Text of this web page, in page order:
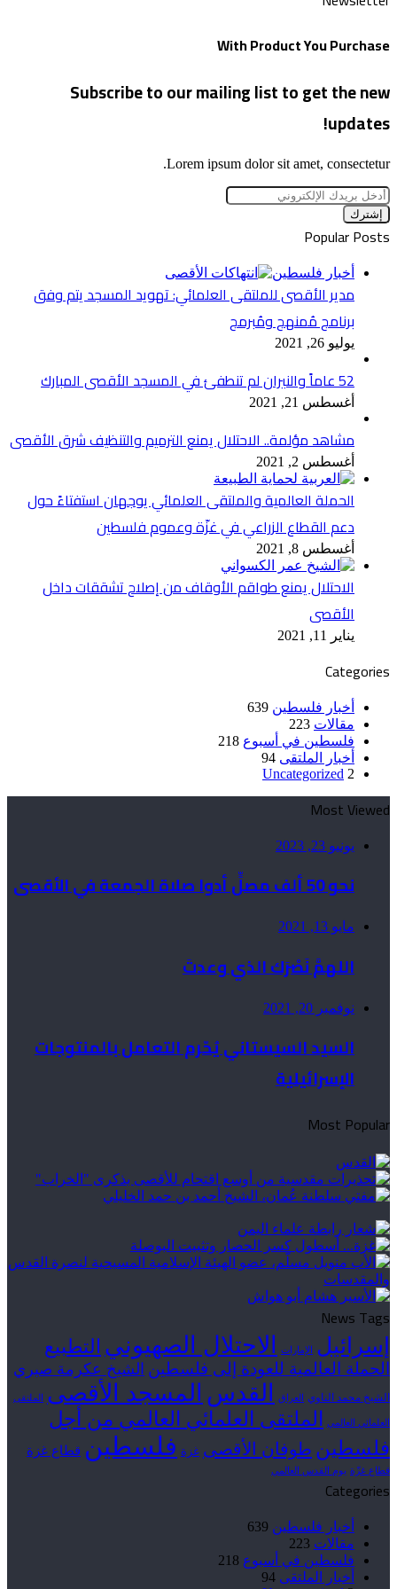
With Product You Purchase
Subscribe to our mailing list to get the new
updates!
Lorem ipsum dolor sit amet, consectetur.
أدخل
بريدك
الإلكتروني
Popular Posts
أخبار فلسطين
مدير الأقصى للملتقى العلمائي: تهويد المسجد يتم وفق
برنامج مُمنهج ومُبرمج
يوليو 26, 2021
52 عاماً والنيران لم تنطفئ في المسجد الأقصى المبارك
أغسطس 21, 2021
مشاهد مؤلمة.. الاحتلال يمنع الترميم والتنظيف شرق الأقصى
أغسطس 2, 2021
الحملة العالمية والملتقى العلمائي يوجهان استفتاءً حول
دعم القطاع الزراعي في غزّة وعموم فلسطين
أغسطس 8, 2021
الاحتلال يمنع طواقم الأوقاف من إصلاح تشققات داخل
الأقصى
يناير 11, 2021
Categories
أخبار فلسطين 639
مقالات 223
فلسطين في أسبوع 218
أخبار الملتقى 94
Uncategorized 2
Most Viewed
يونيو 23, 2023
نحو 50 ألف مصلٍّ أدوا صلاة الجمعة في الأقصى
مايو 13, 2021
اللهمَّ نَصْرَك الذي وعدتَ
نوفمبر 20, 2021
السيد السيستاني يُحّرم التعامل بالمنتوجات
الإسرائيلية
Most Popular
News Tags
إسرائيل الإمارات الاحتلال الصهيوني التطبيع
الحملة العالمية للعودة إلى فلسطين الشيخ عكرمة صبري
الشيخ محمد الناوي العراق القدس المسجد الأقصى الملتقى
العلمائي العالمي الملتقى العلمائي العالمي من أجل
فلسطين طوفان الأقصى غزة فلسطين قطاع غزة
قطاع غزّة يوم القدس العالمي
Categories
أخبار فلسطين 639
مقالات 223
فلسطين في أسبوع 218
أخبار الملتقى 94